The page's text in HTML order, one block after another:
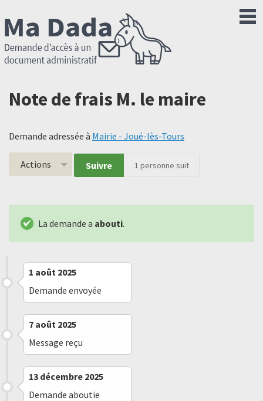
Note de frais M. le maire
Demande adressée à Mairie - Joué-lès-Tours
Actions Suivre 1 personne suit
La demande a abouti.
1 août 2025
Demande envoyée
7 août 2025
Message reçu
13 décembre 2025
Demande aboutie